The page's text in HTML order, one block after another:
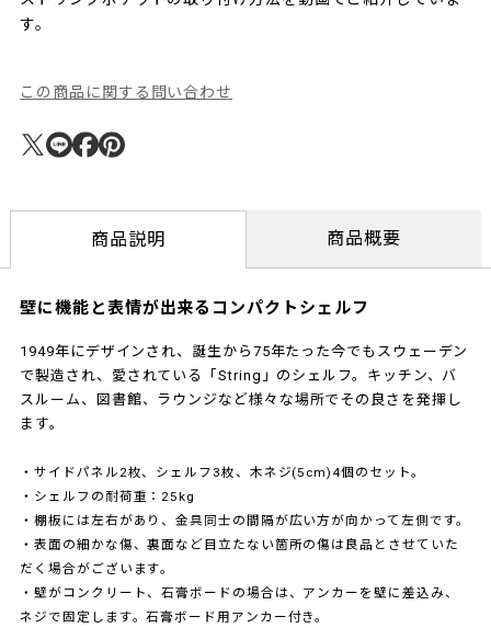
す。
この商品に関する問い合わせ
商品説明 商品概要
壁に機能と表情が出来るコンパクトシェルフ
1949年にデザインされ、誕生から75年たった今でもスウェーデン
で製造され、愛されている「String」のシェルフ。キッチン、バ
スルーム、図書館、ラウンジなど様々な場所でその良さを発揮し
ます。
・サイドパネル2枚、シェルフ3枚、木ネジ(5cm)4個のセット。
・シェルフの耐荷重：25kg
・棚板には左右があり、金具同士の間隔が広い方が向かって左側です。
・表面の細かな傷、裏面など目立たない箇所の傷は良品とさせていた
だく場合がございます。
・壁がコンクリート、石膏ボードの場合は、アンカーを壁に差込み、
ネジで固定します。石膏ボード用アンカー付き。